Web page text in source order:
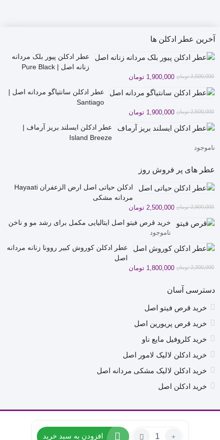
آخرین عطر ادکلن ها
عطر ادکلن پیور بلک مردانه
زنانه اصل | Pure Black
2,500,000 تومان
قیمت
اصلی
2,500,000 تومان
بود.
1,900,000 تومان
قیمت
فعلی
1,900,000 تومان
است.
عطر ادکلن سانتیاگو مردانه اصل |
Santiago
2,500,000 تومان
قیمت
اصلی
2,500,000 تومان
بود.
1,900,000 تومان
قیمت
فعلی
1,900,000 تومان
است.
عطر ادکلن ایسلند بریز آرماف |
Island Breeze
ناموجود
عطر های پر فروش روز
ادکلن حیاتی اصل ارض الزعفران Hayaati
مردانه مشکی
2,900,000 تومان
قیمت
اصلی
2,900,000 تومان
2,500,000 تومان
قیمت
فعلی
2,500,000 تومان
خرید قرص فیتو اصل ایتالیایی مکمل برای رشد مو و ناخن
ناموجود
عطر ادکلن کوروش کبیر روونا زنانه مردانه
اصل
2,300,000 تومان
قیمت
2,300,000 تومان
1,800,000 تومان
قیمت
1,800,000 تومان
دسترسی آسان
خرید قرص فیتو اصل
خرید قرص پریورین اصل
خرید کلروفیل مایع ناو
خرید ادکلن لالیک لامور اصل
خرید ادکلن لالیک مشکی مردانه اصل
خرید ادکلن اصل
تمامی حقوق برای سایت ما محفوظ است.
تعداد:
افزودن به سبد خرید